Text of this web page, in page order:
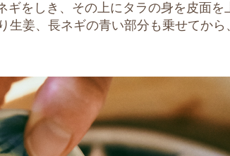
をしき、その上にタラの身を皮面
生姜、長ネギの青い部分も乗せてから